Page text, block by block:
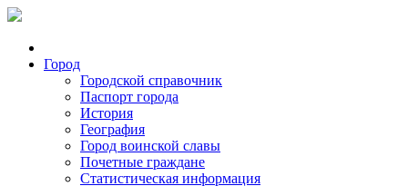
Город
Городской справочник
Паспорт города
История
География
Город воинской славы
Почетные граждане
Статистическая информация